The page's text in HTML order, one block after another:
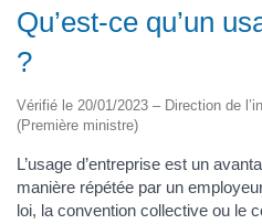
Qu’est-ce qu’un
?
Vérifié le 20/01/2023 – Direction de
(Première ministre)
L’usage d’entreprise est un
manière répétée par un
loi, la convention collective ou le